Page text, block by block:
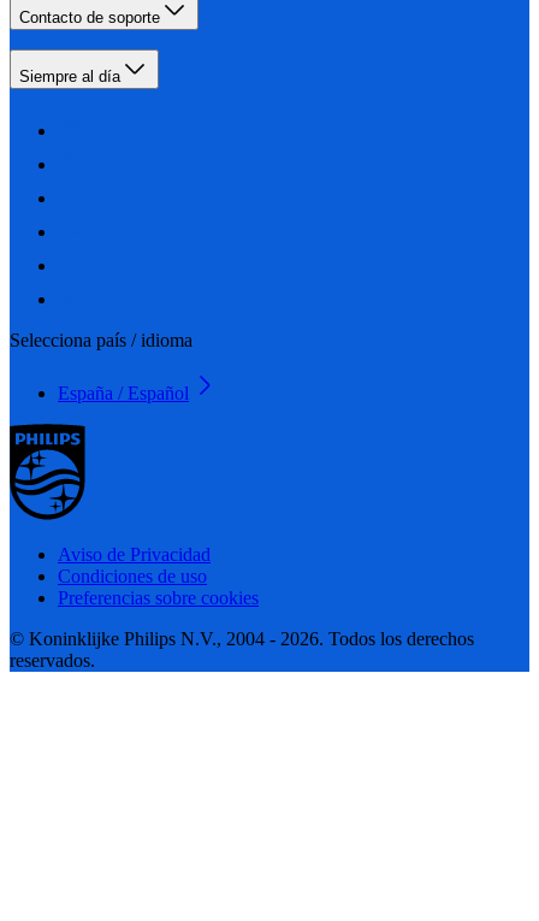
Contacto de soporte
Siempre al día
Selecciona país / idioma
España / Español
Aviso de Privacidad
Condiciones de uso
Preferencias sobre cookies
© Koninklijke Philips N.V., 2004 - 2026. Todos los derechos
reservados.